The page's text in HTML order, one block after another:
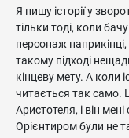
Я пишу історії у
тільки тоді, коли
персонаж
такому підході
кінцеву мету. А коли
читається так само.
Аристотеля, і він
Орієнтиром були не